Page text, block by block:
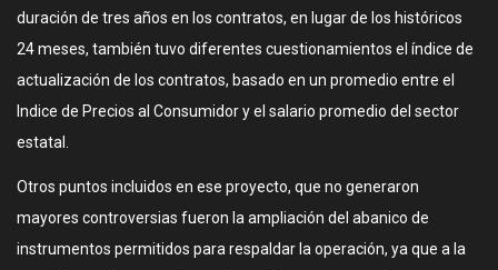
duración de tres años en los contratos, en lugar de los históricos
24 meses, también tuvo diferentes cuestionamientos el índice de
actualización de los contratos, basado en un promedio entre el
Indice de Precios al Consumidor y el salario promedio del sector
estatal.
Otros puntos incluidos en ese proyecto, que no generaron
mayores controversias fueron la ampliación del abanico de
instrumentos permitidos para respaldar la operación, ya que a la